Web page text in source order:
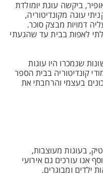
אופיר, ביקשה עוגת יומולדת
עוגה מקונדיטוריה,
דמויות מבצק סוכר.
לאפות בבית עד שהגעתי
שנמכרו היו עוגות
קונדיטוריה בבית הספר
בעצמי והרחבתי את
בעוגות מעוצבות,
אנו עורכים גם אירועי
ילדים ומבוגרים.